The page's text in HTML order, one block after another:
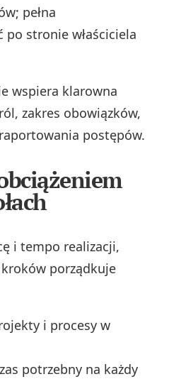
pełna
po stronie właściciela
wspiera klarowna
zakres obowiązków,
postępów.
i tempo realizacji,
porządkuje
i procesy w
potrzebny na każdy